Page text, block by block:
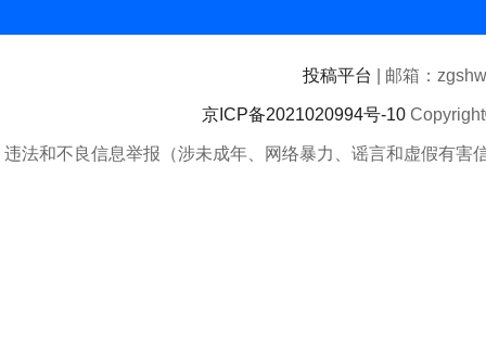
投稿平台 | 邮箱：
京ICP备2021020994号-10
违法和不良信息举报（涉未成年、网络暴力、谣言和虚假有